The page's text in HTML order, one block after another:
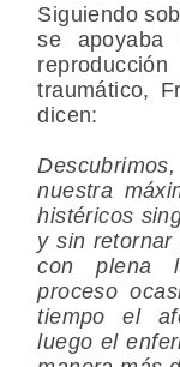
Siguiendo
se
traumático,
dicen:
nuestra
histéricos
y sin retornar
con plena
proceso
tiempo el
luego el